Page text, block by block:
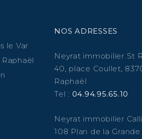
le Var
NOS ADRESSES
Neyrat immobilier St
40, place Coullet,
Raphaël
Tel : 04.94.95.65.10
Neyrat immobilier
108 Plan de la